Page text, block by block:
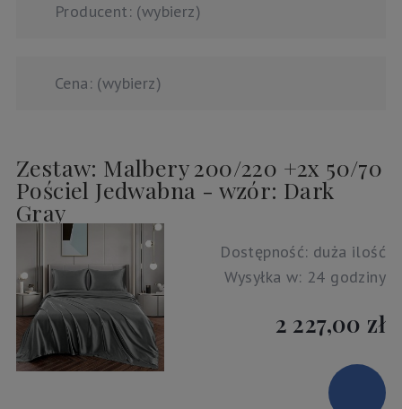
Producent: (wybierz)
Cena: (wybierz)
Zestaw: Malbery 200/220 +2x 50/70
Pościel Jedwabna - wzór: Dark
Gray
Dostępność: duża ilość
Wysyłka w: 24 godziny
2 227,00 zł